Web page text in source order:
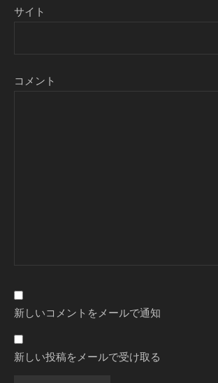
サイト
コメント
新しいコメントをメールで通知
新しい投稿をメールで受け取る